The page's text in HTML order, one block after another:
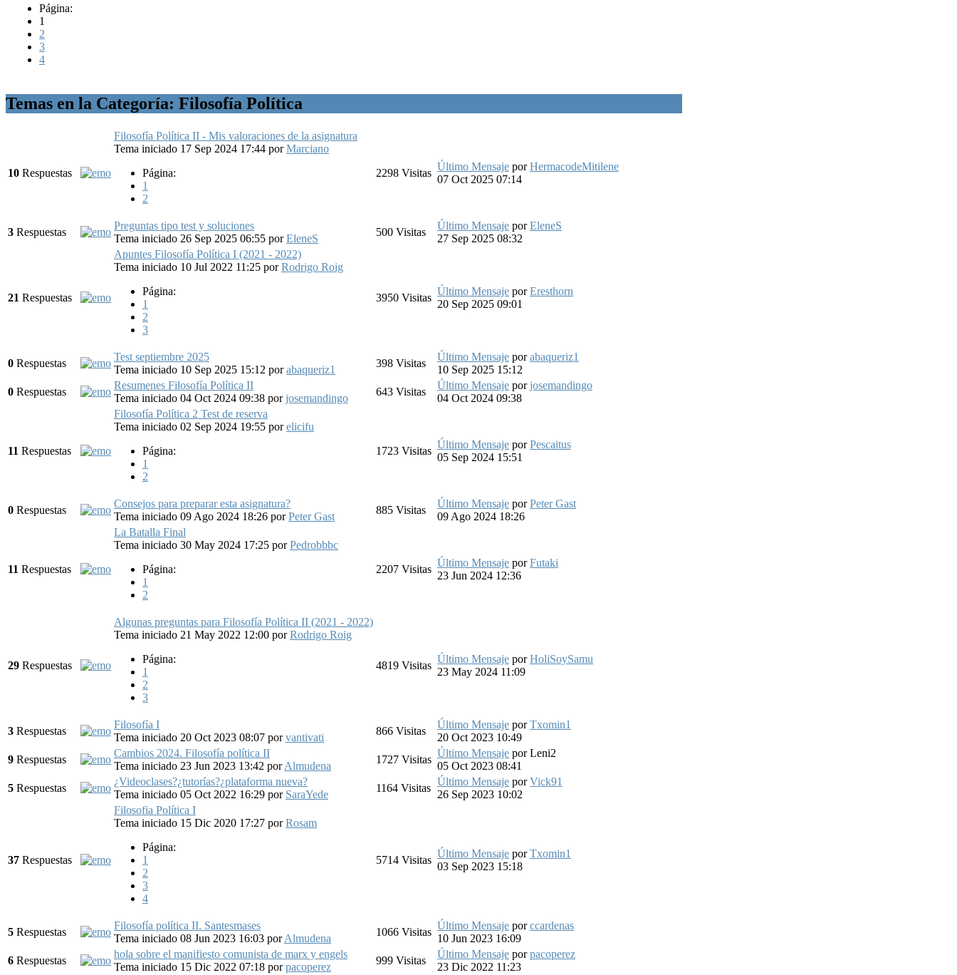
Página:
1
2
3
4
Temas en la Categoría: Filosofía Política
10 Respuestas
Filosofía Política II - Mis valoraciones de la asignatura
Tema iniciado 17 Sep 2024 17:44 porMarciano
Página:
1
2
2298 Visitas
Último Mensaje porHermacodeMitilene
07 Oct 2025 07:14
3 Respuestas
Preguntas tipo test y soluciones
Tema iniciado 26 Sep 2025 06:55 porEleneS
500 Visitas
Último Mensaje porEleneS
27 Sep 2025 08:32
21 Respuestas
Apuntes Filosofía Política I (2021 - 2022)
Tema iniciado 10 Jul 2022 11:25 porRodrigo Roig
Página:
1
2
3
3950 Visitas
Último Mensaje porEresthorn
20 Sep 2025 09:01
0 Respuestas
Test septiembre 2025
Tema iniciado 10 Sep 2025 15:12 porabaqueriz1
398 Visitas
Último Mensaje porabaqueriz1
10 Sep 2025 15:12
0 Respuestas
Resumenes Filosofía Política II
Tema iniciado 04 Oct 2024 09:38 porjosemandingo
643 Visitas
Último Mensaje porjosemandingo
04 Oct 2024 09:38
11 Respuestas
Filosofía Política 2 Test de reserva
Tema iniciado 02 Sep 2024 19:55 porelicifu
Página:
1
2
1723 Visitas
Último Mensaje porPescaitus
05 Sep 2024 15:51
0 Respuestas
Consejos para preparar esta asignatura?
Tema iniciado 09 Ago 2024 18:26 porPeter Gast
885 Visitas
Último Mensaje porPeter Gast
09 Ago 2024 18:26
11 Respuestas
La Batalla Final
Tema iniciado 30 May 2024 17:25 porPedrobbbc
Página:
1
2
2207 Visitas
Último Mensaje porFutaki
23 Jun 2024 12:36
29 Respuestas
Algunas preguntas para Filosofía Política II (2021 - 2022)
Tema iniciado 21 May 2022 12:00 porRodrigo Roig
Página:
1
2
3
4819 Visitas
Último Mensaje porHoliSoySamu
23 May 2024 11:09
3 Respuestas
Filosofía I
Tema iniciado 20 Oct 2023 08:07 porvantivati
866 Visitas
Último Mensaje porTxomin1
20 Oct 2023 10:49
9 Respuestas
Cambios 2024. Filosofía política II
Tema iniciado 23 Jun 2023 13:42 porAlmudena
1727 Visitas
Último Mensaje porLeni2
05 Oct 2023 08:41
5 Respuestas
¿Videoclases?¿tutorías?¿plataf​orma nueva?
Tema iniciado 05 Oct 2022 16:29 por SaraYede
1164 Visitas
Último Mensaje porVick91
26 Sep 2023 10:02
37 Respuestas
Filosofia Política I
Tema iniciado 15 Dic 2020 17:27 porRosam
Página:
1
2
3
4
5714 Visitas
Último Mensaje porTxomin1
03 Sep 2023 15:18
5 Respuestas
Filosofía política II. Santesmases
Tema iniciado 08 Jun 2023 16:03 porAlmudena
1066 Visitas
Último Mensaje porccardenas
10 Jun 2023 16:09
6 Respuestas
hola sobre el manifiesto comunista de marx y engels
Tema iniciado 15 Dic 2022 07:18 porpacoperez
999 Visitas
Último Mensaje porpacoperez
23 Dic 2022 11:23